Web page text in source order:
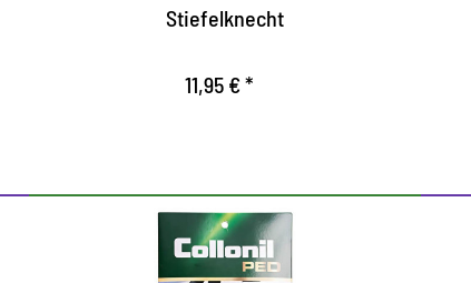
Stiefelknecht
11,95 € *